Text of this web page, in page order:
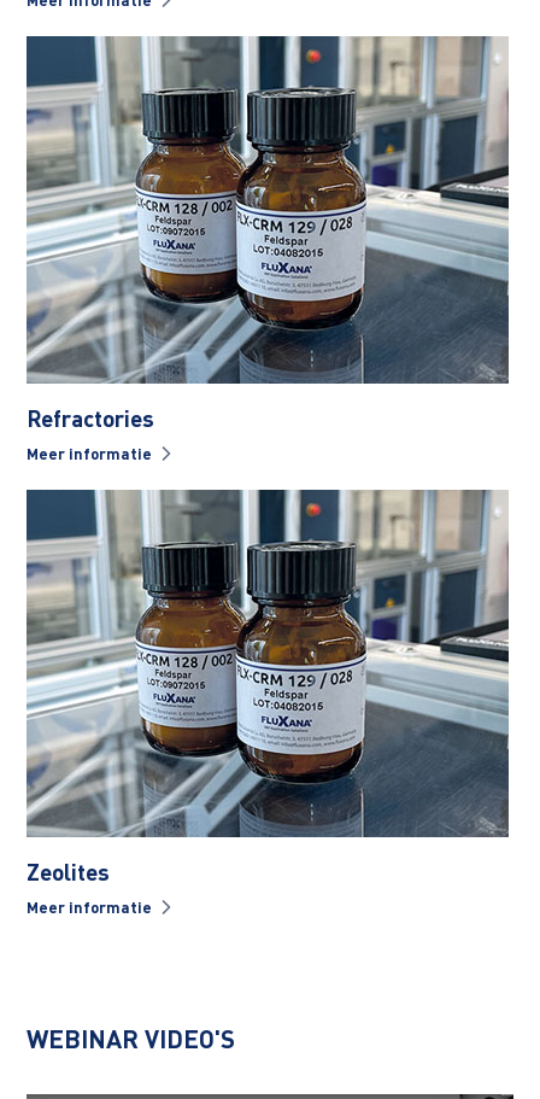
Refractories
Meer informatie
Zeolites
Meer informatie
WEBINAR VIDEO'S